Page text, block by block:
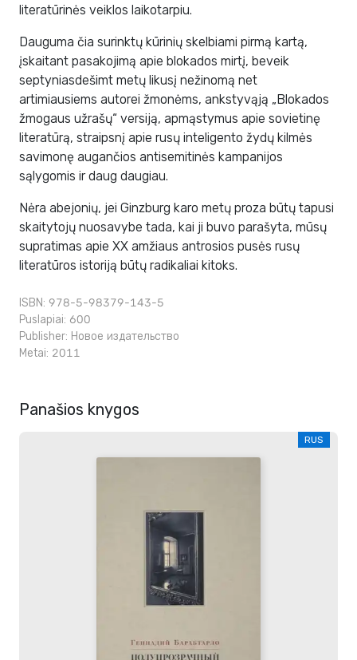
literatūrinės veiklos laikotarpiu.
Dauguma čia surinktų kūrinių skelbiami pirmą kartą,
įskaitant pasakojimą apie blokados mirtį, beveik
septyniasdešimt metų likusį nežinomą net
artimiausiems autorei žmonėms, ankstyvąją „Blokados
žmogaus užrašų“ versiją, apmąstymus apie sovietinę
literatūrą, straipsnį apie rusų inteligento žydų kilmės
savimonę augančios antisemitinės kampanijos
sąlygomis ir daug daugiau.
Nėra abejonių, jei Ginzburg karo metų proza būtų tapusi
skaitytojų nuosavybe tada, kai ji buvo parašyta, mūsų
supratimas apie XX amžiaus antrosios pusės rusų
literatūros istoriją būtų radikaliai kitoks.
ISBN: 978-5-98379-143-5
Puslapiai: 600
Publisher: Новое издательство
Metai: 2011
Panašios knygos
RUS